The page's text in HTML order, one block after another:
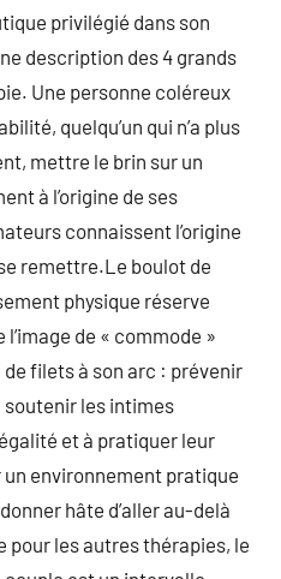
privilégié dans son
description des 4 grands
Une personne coléreux
quelqu’un qui n’a plus
mettre le brin sur un
à l’origine de ses
connaissent l’origine
remettre.Le boulot de
physique réserve
de « commode »
filets à son arc : prévenir
soutenir les intimes
et à pratiquer leur
environnement pratique
hâte d’aller au-delà
pour les autres thérapies, le